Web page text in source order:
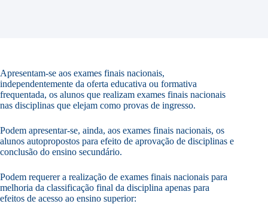
Apresentam-se aos exames finais nacionais,
independentemente da oferta educativa ou formativa
frequentada, os alunos que realizam exames finais nacionais
nas disciplinas que elejam como provas de ingresso.
Podem apresentar-se, ainda, aos exames finais nacionais, os
alunos autopropostos para efeito de aprovação de disciplinas e
conclusão do ensino secundário.
Podem requerer a realização de exames finais nacionais para
melhoria da classificação final da disciplina apenas para
efeitos de acesso ao ensino superior: